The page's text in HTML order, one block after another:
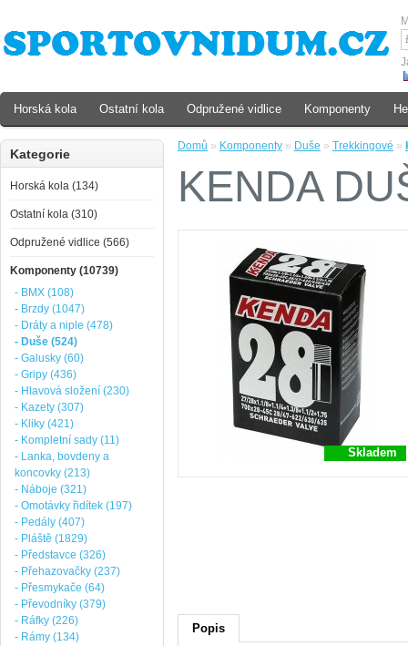
Domů » Komponenty » Duše » Trekkingové »
KENDA
Skladem
Popis
Kategorie
Horská kola (134)
Ostatní kola (310)
Odpružené vidlice (566)
Komponenty (10739)
- BMX (108)
- Brzdy (1047)
- Dráty a niple (478)
- Duše (524)
- Galusky (60)
- Gripy (436)
- Hlavová složení (230)
- Kazety (307)
- Kliky (421)
- Kompletní sady (11)
- Lanka, bovdeny a
koncovky (213)
- Náboje (321)
- Omotávky řidítek (197)
- Pedály (407)
- Pláště (1829)
- Představce (326)
- Přehazovačky (237)
- Přesmykače (64)
- Převodníky (379)
- Ráfky (226)
- Rámy (134)
Horská kola Ostatní kola Odpružené vidlice Komponenty